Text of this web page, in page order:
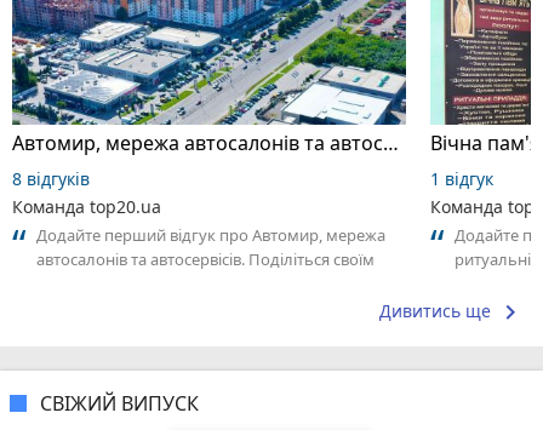
Автомир, мережа автосалонів та автосервісів
8 відгуків
Команда top20.ua
Додайте перший відгук про Автомир, мережа
автосалонів та автосервісів. Поділіться своїм
Вічна
1 відгук
Команда
Додайте
ритуальні
Дивитись ще keyboard_arrow_right
СВІЖИЙ ВИПУСК